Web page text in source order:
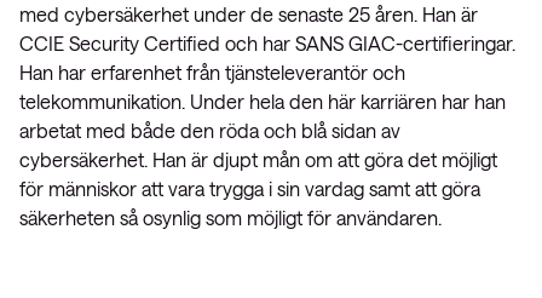
med cybersäkerhet under de senaste 25 åren. Han är
CCIE Security Certified och har SANS GIAC-certifieringar.
Han har erfarenhet från tjänsteleverantör och
telekommunikation. Under hela den här karriären har han
arbetat med både den röda och blå sidan av
cybersäkerhet. Han är djupt mån om att göra det möjligt
för människor att vara trygga i sin vardag samt att göra
säkerheten så osynlig som möjligt för användaren.